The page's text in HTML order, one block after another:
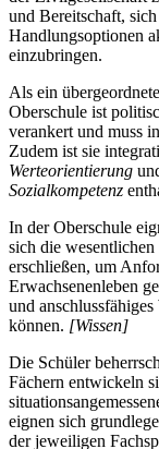
und Bereitschaft,
Handlungsoptionen
einzubringen.
Als ein
Oberschule ist
verankert und muss
Zudem ist sie
Werteorientierung
Sozialkompetenz
In der Oberschule
sich die
erschließen, um
Erwachsenenleben
und
können. [Wissen]
Die Schüler
Fächern entwickeln
eignen sich
der jeweiligen